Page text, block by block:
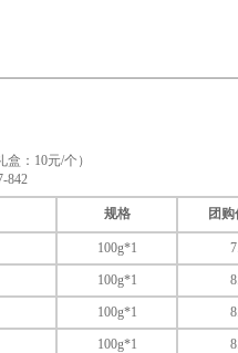
：10元/个）
842
规格 团
100g*1
100g*1
100g*1
100g*1